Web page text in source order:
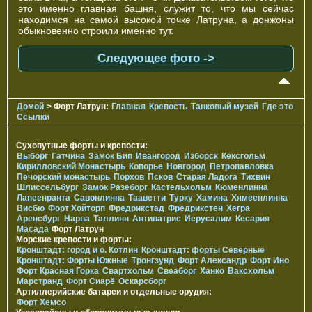
это именно главная башня, служит то, что мы сейчас
находимся на самой высокой точке Латруна, а донжоны
обыкновенно строили именно тут.
Следующее фото ->
Домой > Форт Латрун: Главная Крепость Танковый музей Где это
Ссылки
Сухопутные форты и крепости:
Выборг Гатчина Замок Бип Ивангород Изборск Кексгольм
Кирилловский Монастырь Копорье Новгород Петропавловка
Печорcкий монастырь Порхов Псков Старая Ладога Тихвин
Шлиссельбург Замок Разеборг Кастельхольм Кюменлинна
Лапеенранта Савонлинна Тааветти Турку Хамина Хямеенлинна
Висбю Форт Хойторп Фредрикстад Фредрикстен Хегра
Аренсбург Нарва Таллинн Антипатрис Иерусалим Кесария
Масада Форт Латрун
Морские крепости и форты:
Кронштадт: город и о. Котлин Кронштадт: форты Северные
Кронштадт: Форты Южные Тронгзунд Форт Александр Форт Ино
Форт Красная Горка Свартхольм Свеаборг Ханко Ваксхольм
Марстранд Форт Сиарё Оскарсборг
Артиллерийские батареи и отдельные орудия:
Форт Хёмсо